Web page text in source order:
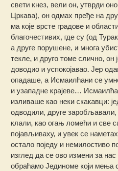
свети кнез, вели он, утврди
Цркава), он одмах пређе на
ма које врсте градове и
благочестивих, где су (од
а друге порушене, и многа
текле, и друго томе слично,
доводио и успокојавао. Јер
опадаше, а Исмаилћани се
и узападне крајеве…
изливаше као неки скакавци:
одводили, друге заробљавали,
клали, као огањ ломећи и све
појављиваху, и увек се
остало поједу и немилостиво
изглед да се ово измени за нас
обраћамо Јединоме који мења